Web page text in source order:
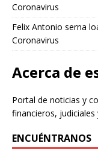
Coronavirus
Felix Antonio serna
Coronavirus
Acerca de
Portal de noticias y
financieros,
ENCUÉNTRANOS